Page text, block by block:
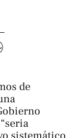
de